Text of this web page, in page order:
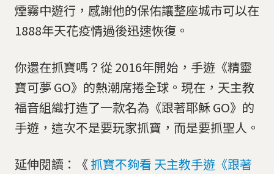
煙霧中遊行，感謝他的保佑讓整座城市可以在
1888年天花疫情過後迅速恢復。
你還在抓寶嗎？從 2016年開始，手遊《精靈
寶可夢 GO》的熱潮席捲全球。現在，天主教
福音組織打造了一款名為《跟著耶穌 GO》的
手遊，這次不是要玩家抓寶，而是要抓聖人。
延伸閱讀：《 抓寶不夠看 天主教手遊《跟著